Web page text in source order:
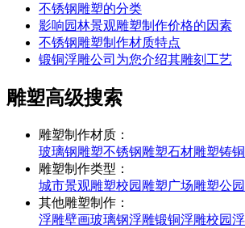
不锈钢雕塑的分类
影响园林景观雕塑制作价格的因素
不锈钢雕塑制作材质特点
锻铜浮雕公司为您介绍其雕刻工艺
雕塑高级搜索
雕塑制作材质：
玻璃钢雕塑不锈钢雕塑石材雕塑铸
雕塑制作类型：
城市景观雕塑校园雕塑广场雕塑公
其他雕塑制作：
浮雕壁画玻璃钢浮雕锻铜浮雕校园